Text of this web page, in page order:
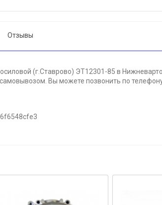
Отзывы
(г.Ставрово) ЭТ12301-85 в
Вы можете позвонить по